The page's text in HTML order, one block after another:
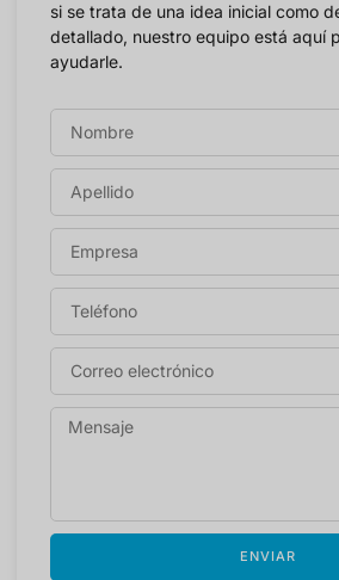
si se trata de una idea inicial como
detallado, nuestro equipo está aquí
ayudarle.
ENVIAR